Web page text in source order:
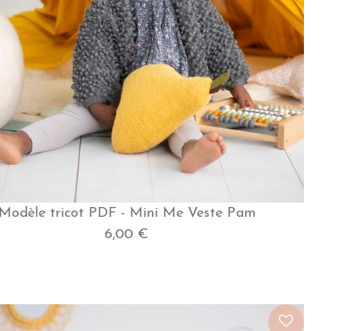
Modèle tricot PDF - Mini Me Veste Pam
6,00 €